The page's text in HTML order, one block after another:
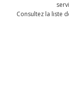
Consultez la liste